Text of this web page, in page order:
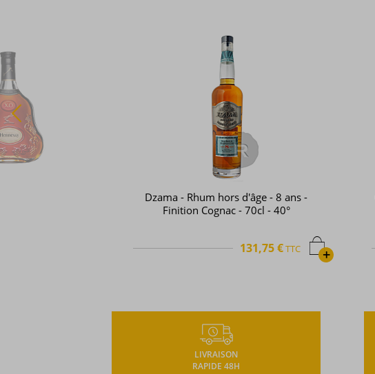
Dzama - Rhum hors d'âge - 8 ans -
Finition Cognac - 70cl - 40°
+
131,75 €TTC
LIVRAISON
RAPIDE 48H